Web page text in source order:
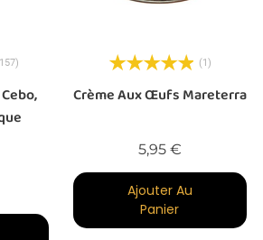
(1)
Crème Aux Œufs Mareterra
5,95 €Prix
Ajouter Au
Panier